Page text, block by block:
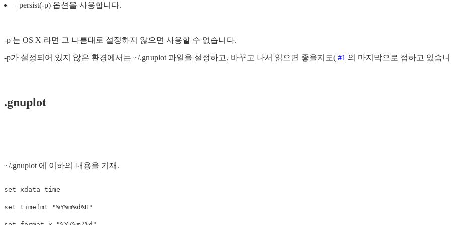
–persist(-p) 옵션을 사용합니다.
-p 는 OS X 라면 그 나름대로 설정하지 않으면 사용할 수 없습니다.
-p가 설정되어 있지 않은 환경에서는 ~/.gnuplot 파일을 설정하고, 바꾸고 나서 읽으면 좋을지도( #1 의 마지막으로 접하고 있습
.gnuplot
~/.gnuplot 에 이하의 내용을 기재.
set xdata time
set timefmt "%Y%m%d%H"